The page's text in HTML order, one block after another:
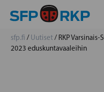
sfp.fi / Uutiset/ RKP
2023 eduskuntavaaleihin